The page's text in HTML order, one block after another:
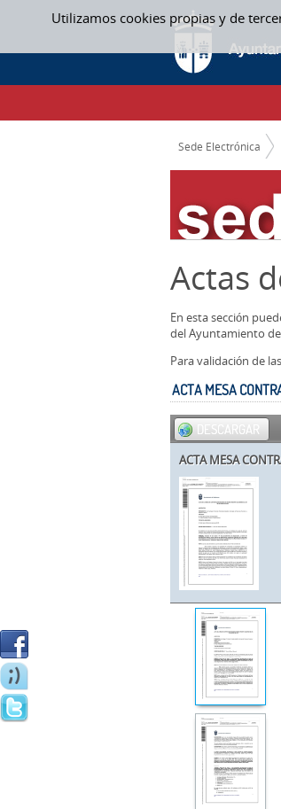
Utilizamos cookies propias y de
Saltar al contenido
ACTAS MESAS
CAMINO DE MIGAS
Sede Electrónica
Actas
En esta sección
del Ayuntamiento
Para validación de
ACTA MESA
DESCARGAR
ACTA MESA